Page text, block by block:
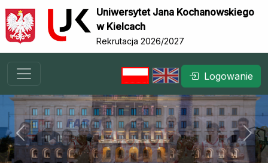
Uniwersytet Jana Kochanowskiego
w Kielcach
Rekrutacja 2026/2027
Logowanie
Previous Next